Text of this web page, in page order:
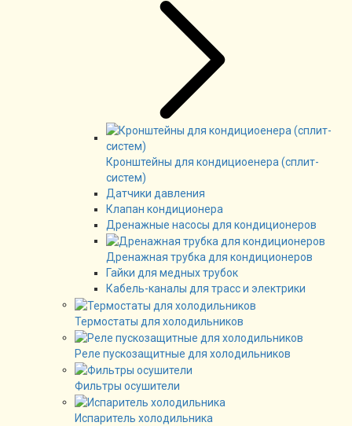
Кронштейны для кондициоенера (сплит-
систем)
Датчики давления
Клапан кондиционера
Дренажные насосы для кондиционеров
Дренажная трубка для кондиционеров
Гайки для медных трубок
Кабель-каналы для трасс и электрики
Термостаты для холодильников
Реле пускозащитные для холодильников
Фильтры осушители
Испаритель холодильника